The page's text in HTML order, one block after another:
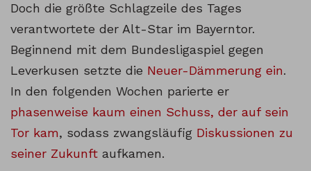
Doch die größte Schlagzeile des Tages
verantwortete der Alt-Star im Bayerntor.
Beginnend mit dem Bundesligaspiel gegen
Leverkusen setzte die Neuer-Dämmerung ein.
In den folgenden Wochen parierte er
phasenweise kaum einen Schuss, der auf sein
Tor kam, sodass zwangsläufig Diskussionen zu
seiner Zukunft aufkamen.